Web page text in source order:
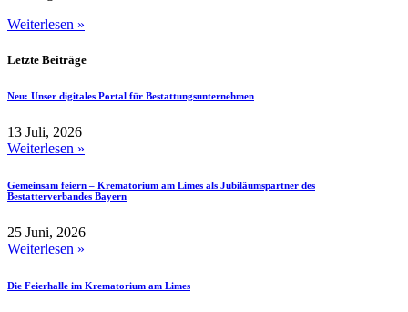
Weiterlesen »
Letzte Beiträge
Neu: Unser digitales Portal für Bestattungsunternehmen
13 Juli, 2026
Weiterlesen »
Gemeinsam feiern – Krematorium am Limes als Jubiläumspartner des
Bestatterverbandes Bayern
25 Juni, 2026
Weiterlesen »
Die Feierhalle im Krematorium am Limes